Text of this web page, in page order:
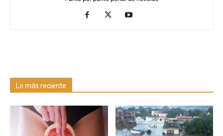
Lo más reciente